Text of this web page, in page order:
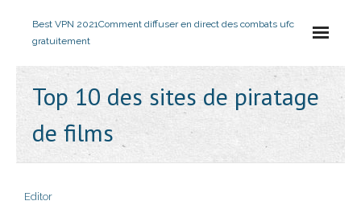
Best VPN 2021Comment diffuser en direct des combats ufc
gratuitement
Top 10 des sites de piratage
de films
Editor